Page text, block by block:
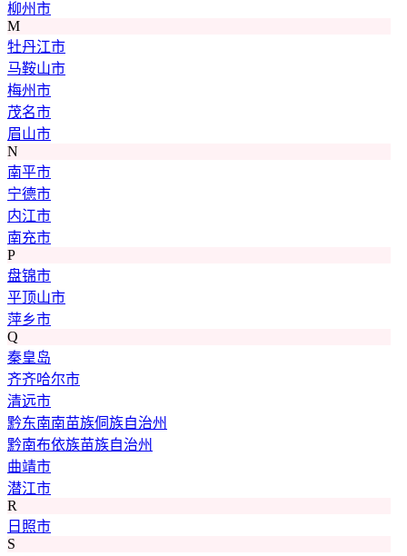
柳州市
M
牡丹江市
马鞍山市
梅州市
茂名市
眉山市
N
南平市
宁德市
内江市
南充市
P
盘锦市
平顶山市
萍乡市
Q
秦皇岛
齐齐哈尔市
清远市
黔东南南苗族侗族自治州
黔南布依族苗族自治州
曲靖市
潜江市
R
日照市
S